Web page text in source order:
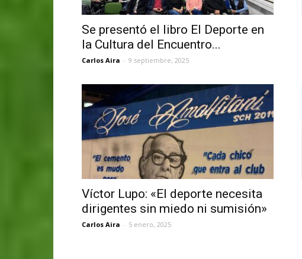
Se presentó el libro El Deporte en
la Cultura del Encuentro...
Carlos Aira - 9 septiembre, 2025
Víctor Lupo: «El deporte necesita
dirigentes sin miedo ni sumisión»
Carlos Aira - 5 enero, 2025